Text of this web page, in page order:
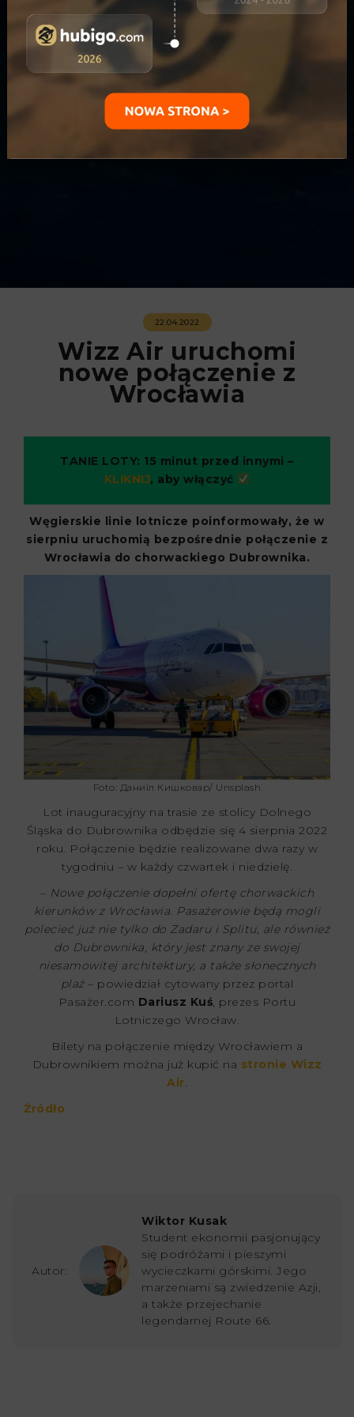
22.04.2022
Wizz Air uruchomi
nowe połączenie z
Wrocławia
TANIE LOTY: 15 minut przed innymi –
KLIKNIJ, aby włączyć
Węgierskie linie lotnicze poinformowały, że w
sierpniu uruchomią bezpośrednie połączenie z
Wrocławia do chorwackiego Dubrownika.
Foto: Даниїл Кишковар/ Unsplash
Lot inauguracyjny na trasie ze stolicy Dolnego
Śląska do Dubrownika odbędzie się 4 sierpnia 2022
roku. Połączenie będzie realizowane dwa razy w
tygodniu – w każdy czwartek i niedzielę.
– Nowe połączenie dopełni ofertę chorwackich
kierunków z Wrocławia. Pasażerowie będą mogli
polecieć już nie tylko do Zadaru i Splitu, ale również
do Dubrownika, który jest znany ze swojej
niesamowitej architektury, a także słonecznych
plaż– powiedział cytowany przez portal
Pasażer.com Dariusz Kuś, prezes Portu
Lotniczego Wrocław.
Bilety na połączenie między Wrocławiem a
Dubrownikiem można już kupić na stronie Wizz
Air.
Źródło
Autor:
Wiktor Kusak
Student ekonomii pasjonujący
się podróżami i pieszymi
wycieczkami górskimi. Jego
marzeniami są zwiedzenie Azji,
a także przejechanie
legendarnej Route 66.